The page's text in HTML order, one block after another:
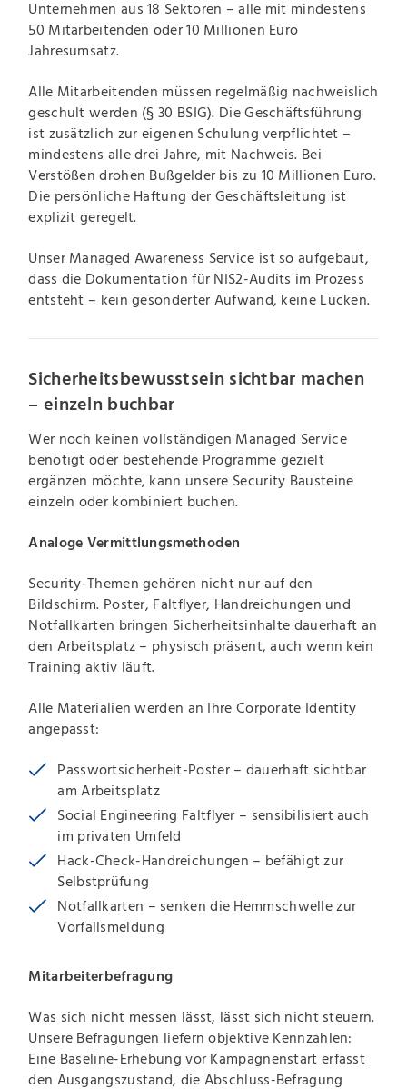
Unternehmen aus 18 Sektoren – alle mit mindestens
50 Mitarbeitenden oder 10 Millionen Euro
Jahresumsatz.
Alle Mitarbeitenden müssen regelmäßig nachweislich
geschult werden (§ 30 BSIG). Die Geschäftsführung
ist zusätzlich zur eigenen Schulung verpflichtet –
mindestens alle drei Jahre, mit Nachweis. Bei
Verstößen drohen Bußgelder bis zu 10 Millionen Euro.
Die persönliche Haftung der Geschäftsleitung ist
explizit geregelt.
Unser Managed Awareness Service ist so aufgebaut,
dass die Dokumentation für NIS2-Audits im Prozess
entsteht – kein gesonderter Aufwand, keine Lücken.
Sicherheitsbewusstsein sichtbar machen
– einzeln buchbar
Wer noch keinen vollständigen Managed Service
benötigt oder bestehende Programme gezielt
ergänzen möchte, kann unsere Security Bausteine
einzeln oder kombiniert buchen.
Analoge Vermittlungsmethoden
Security-Themen gehören nicht nur auf den
Bildschirm. Poster, Faltflyer, Handreichungen und
Notfallkarten bringen Sicherheitsinhalte dauerhaft an
den Arbeitsplatz – physisch präsent, auch wenn kein
Training aktiv läuft.
Alle Materialien werden an Ihre Corporate Identity
angepasst:
Passwortsicherheit-Poster – dauerhaft sichtbar
am Arbeitsplatz
Social Engineering Faltflyer – sensibilisiert auch
im privaten Umfeld
Hack-Check-Handreichungen – befähigt zur
Selbstprüfung
Notfallkarten – senken die Hemmschwelle zur
Vorfallsmeldung
Mitarbeiterbefragung
Was sich nicht messen lässt, lässt sich nicht steuern.
Unsere Befragungen liefern objektive Kennzahlen:
Eine Baseline-Erhebung vor Kampagnenstart erfasst
den Ausgangszustand, die Abschluss-Befragung